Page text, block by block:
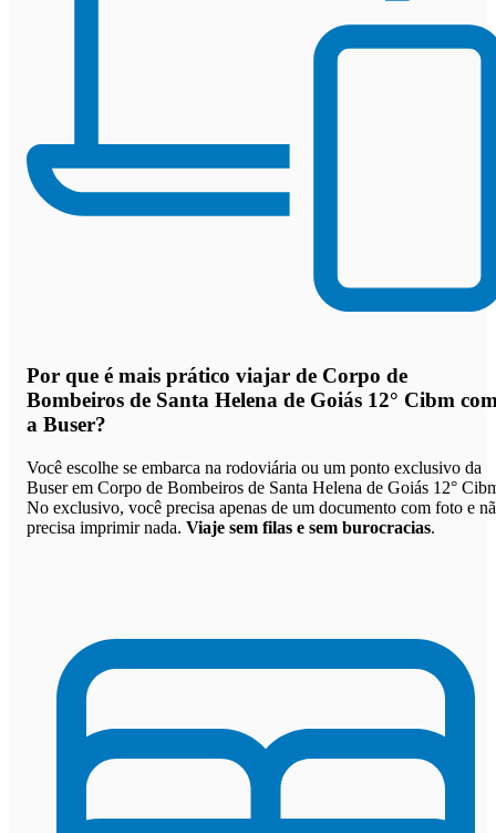
Por que é mais prático viajar de Corpo de
Bombeiros de Santa Helena de Goiás 12° Cibm
a Buser?
Você escolhe se embarca na rodoviária ou um ponto exclusivo da
Buser em Corpo de Bombeiros de Santa Helena de Goiás 12°
No exclusivo, você precisa apenas de um documento com foto e
precisa imprimir nada. Viaje sem filas e sem burocracias.